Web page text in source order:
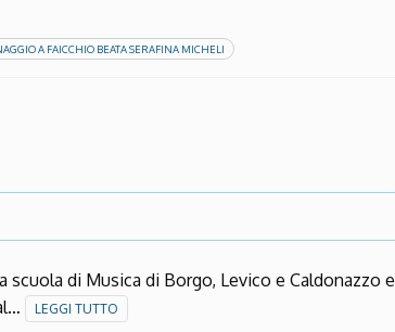
A FAICCHIO BEATA SERAFINA MICHELI
scuola di Musica di Borgo, Levico e Caldonazzo e
LEGGI TUTTO